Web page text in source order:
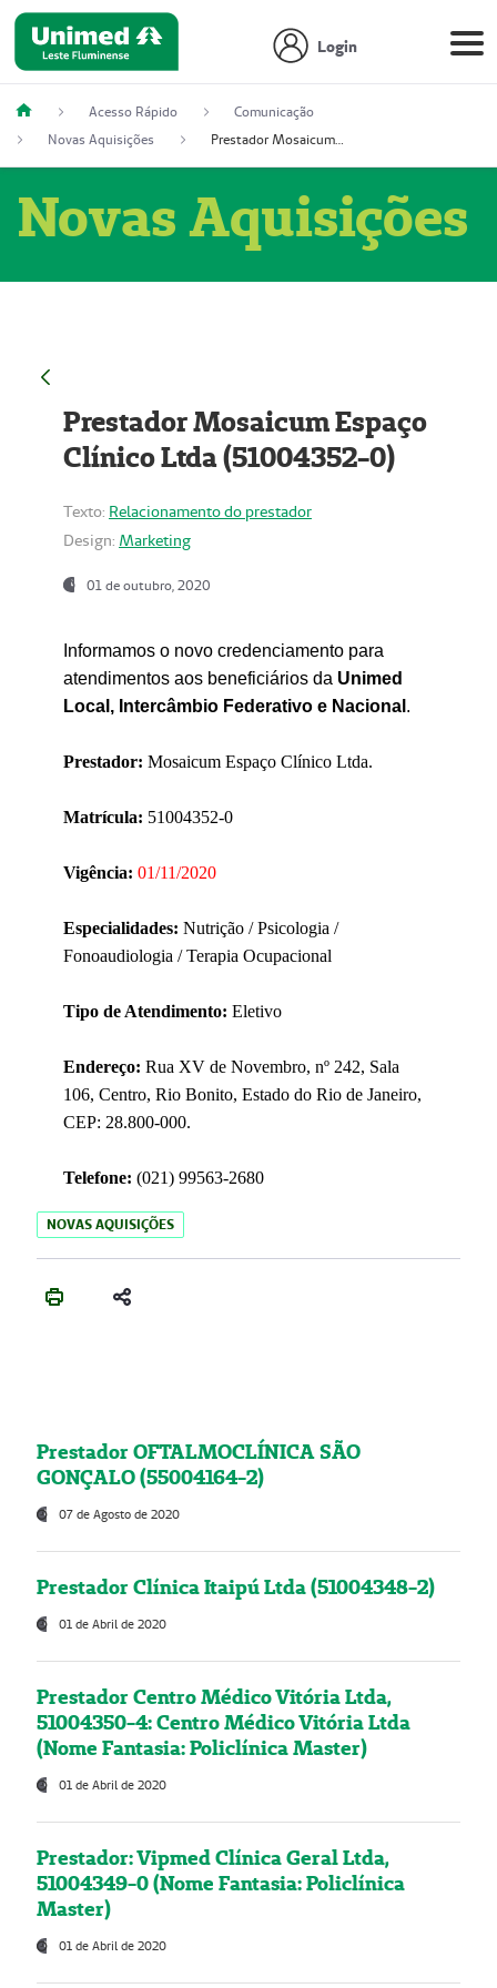
Login
Acesso Rápido
Comunicação
Novas Aquisições
Prestador Mosaicum Espaço Clínico Ltda (51004352-0)
Novas Aquisições
Prestador Mosaicum Espaço
Clínico Ltda (51004352-0)
Texto: Relacionamento do prestador
Design: Marketing
01 de outubro, 2020
Informamos o novo credenciamento para
atendimentos aos beneficiários da Unimed
Local, Intercâmbio Federativo e Nacional .
Prestador: Mosaicum Espaço Clínico Ltda.
Matrícula: 51004352-0
Vigência: 01/11/2020
Especialidades: Nutrição / Psicologia /
Fonoaudiologia / Terapia Ocupacional
Tipo de Atendimento: Eletivo
Endereço: Rua XV de Novembro, nº 242, Sala
106, Centro, Rio Bonito, Estado do Rio de Janeiro,
CEP: 28.800-000.
Telefone: (021) 99563-2680
NOVAS AQUISIÇÕES
Prestador OFTALMOCLÍNICA SÃO
GONÇALO (55004164-2)
07 de Agosto de 2020
Prestador Clínica Itaipú Ltda (51004348-2)
01 de Abril de 2020
Prestador Centro Médico Vitória Ltda,
51004350-4: Centro Médico Vitória Ltda
(Nome Fantasia: Policlínica Master)
01 de Abril de 2020
Prestador: Vipmed Clínica Geral Ltda,
51004349-0 (Nome Fantasia: Policlínica
Master)
01 de Abril de 2020